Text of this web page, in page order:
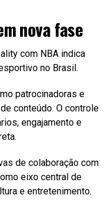
nova fase
com NBA indica
no Brasil.
patrocinadoras e
conteúdo. O controle
engajamento e
de colaboração com
eixo central de
e entretenimento.